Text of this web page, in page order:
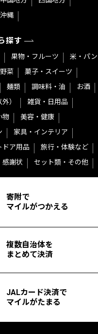
沖縄
探す
果物・フルーツ
米・パン
野菜
菓子・スイーツ
麺類 調味料・油
お酒
）
雑貨・日用品
物
美容・健康
家具・インテリア
ドア用品
旅行・体験など
感謝状
セット類・その他
寄附で
マイルがつかえる
複数自治体を
まとめて決済
JALカード決済で
マイルがたまる